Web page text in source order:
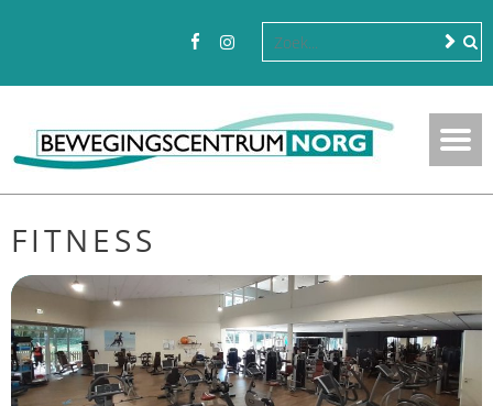
FITNESS